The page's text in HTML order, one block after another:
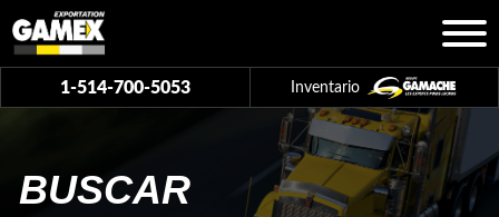
1-514-700-5053 Inventario
BUSCAR